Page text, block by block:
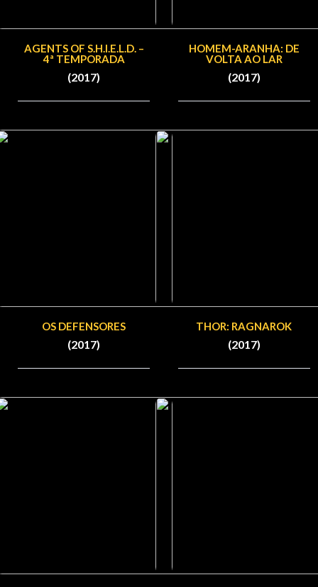
AGENTS OF S.H.I.E.L.D. –
4ª TEMPORADA
(2017)
HOMEM-ARANHA: DE
VOLTA AO LAR
(2017)
OS DEFENSORES
(2017)
THOR: RAGNAROK
(2017)